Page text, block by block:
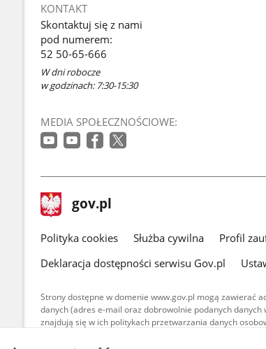
się
w
nowym
oknie
KONTAKT
Skontaktuj się z nami
pod numerem:
52 50-65-666
W dni robocze
w godzinach: 7:30-15:30
MEDIA SPOŁECZNOŚCIOWE:
stopka
gov.pl Strona
gov.pl
gov.pl
Polityka cookies Służba cywilna Profil
Deklaracja dostępności serwisu Gov.pl
Strony dostępne w domenie www.gov.pl mogą zawierać
danych (adres e-mail oraz dobrowolnie podanych danych
znajdują się w ich politykach przetwarzania danych